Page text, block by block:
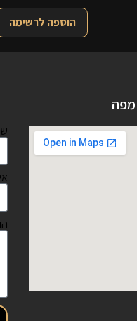
הוספה לרשימה
מפה